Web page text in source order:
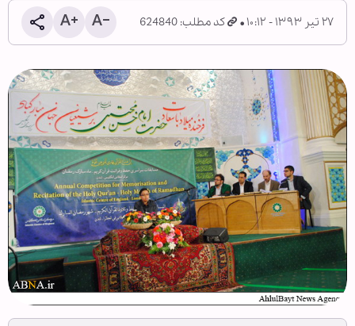
۲۷ تیر ۱۳۹۳ - ۱۰:۱۲ کد مطلب: 624840